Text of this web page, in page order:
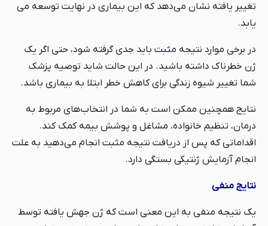
تغییر یافته نشان می‌دهد که این بیماری در نهایت توسعه می
یابد.
در برخی موارد نتیجه مثبت باید جدی گرفته شود، حتی اگر یک
ژن خطرناک داشته باشید. در این حالت شاید توصیه پزشک
شما تغییر شیوه زندگی برای کاهش خطر ابتلا به بیماری باشد.
نتایج همچنین ممکن است به شما در انتخاب‌های مربوط به
درمان، تنظیم خانواده، مشاغل و پوشش بیمه کمک کند.
اقداماتی که پس از دریافت نتیجه مثبت انجام می‌دهید به علت
انجام آزمایش ژنتیکی بستگی دارد.
نتایج منفی
یک نتیجه منفی به این معنی است که ژن جهش یافته توسط